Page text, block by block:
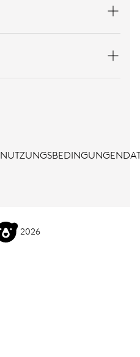
NUTZUNGSBEDINGUNGEN
2026